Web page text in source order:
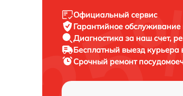
Официальный сервис
Гарантийное обслуживание
Диагностика за наш счет,
Бесплатный выезд курьера
Срочный ремонт